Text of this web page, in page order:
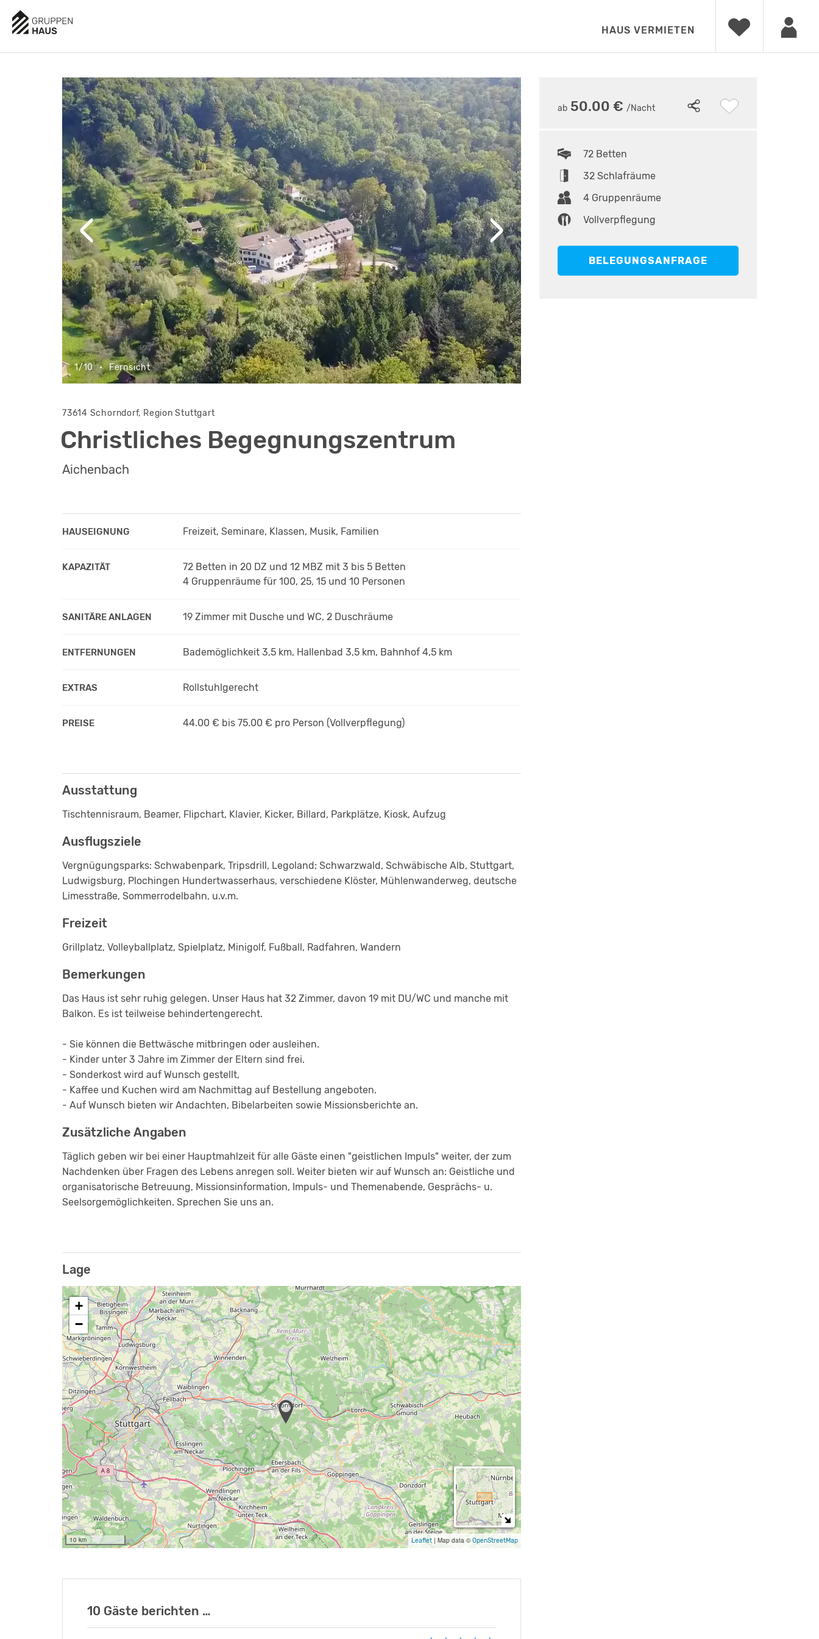
HAUS VERMIETEN
AUSSTATTUNG
1/10 • Fernsicht
73614 Schorndorf, Region Stuttgart
Christliches Begegnungszentrum
Aichenbach
HAUSEIGNUNG Freizeit, Seminare, Klassen, Musik, Familien
KAPAZITÄT 72 Betten in 20 DZ und 12 MBZ mit 3 bis 5 Betten
4 Gruppenräume für 100, 25, 15 und 10 Personen
SANITÄRE ANLAGEN 19 Zimmer mit Dusche und WC, 2 Duschräume
ENTFERNUNGEN Bademöglichkeit 3,5 km, Hallenbad 3,5 km, Bahnhof 4,5 km
EXTRAS Rollstuhlgerecht
PREISE 44.00 € bis 75.00 € pro Person (Vollverpflegung)
Ausstattung
Tischtennisraum, Beamer, Flipchart, Klavier, Kicker, Billard, Parkplätze, Kiosk, Aufzug
Ausflugsziele
Vergnügungsparks: Schwabenpark, Tripsdrill, Legoland; Schwarzwald, Schwäbische Alb, Stuttgart,
Ludwigsburg, Plochingen Hundertwasserhaus, verschiedene Klöster, Mühlenwanderweg, deutsche
Limesstraße, Sommerrodelbahn, u.v.m.
Freizeit
Grillplatz, Volleyballplatz, Spielplatz, Minigolf, Fußball, Radfahren, Wandern
Bemerkungen
Das Haus ist sehr ruhig gelegen. Unser Haus hat 32 Zimmer, davon 19 mit DU/WC und manche mit
Balkon. Es ist teilweise behindertengerecht.
- Sie können die Bettwäsche mitbringen oder ausleihen.
- Kinder unter 3 Jahre im Zimmer der Eltern sind frei.
- Sonderkost wird auf Wunsch gestellt,
- Kaffee und Kuchen wird am Nachmittag auf Bestellung angeboten.
- Auf Wunsch bieten wir Andachten, Bibelarbeiten sowie Missionsberichte an.
Zusätzliche Angaben
Täglich geben wir bei einer Hauptmahlzeit für alle Gäste einen "geistlichen Impuls" weiter, der zum
Nachdenken über Fragen des Lebens anregen soll. Weiter bieten wir auf Wunsch an: Geistliche und
organisatorische Betreuung, Missionsinformation, Impuls- und Themenabende, Gesprächs- u.
Seelsorgemöglichkeiten. Sprechen Sie uns an.
Lage
+
−
10 km Leaflet | Map data ©OpenStreetMap
10 Gäste berichten …
ab 50.00 €/Nacht
72 Betten
32 Schlafräume
4 Gruppenräume
Vollverpflegung
BELEGUNGSANFRAGE